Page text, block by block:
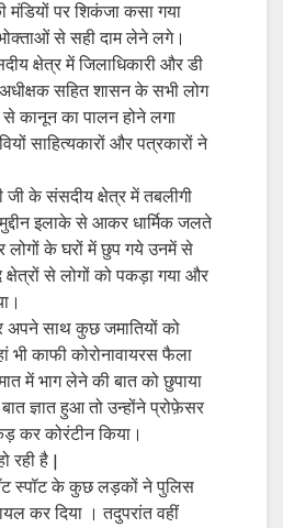
मंडियों पर शिकंजा कसा गया
से सही दाम लेने लगे।
क्षेत्र में जिलाधिकारी और डी
सहित शासन के सभी लोग
से कानून का पालन होने लगा
साहित्यकारों और पत्रकारों ने
जी के संसदीय क्षेत्र में तबलीगी
इलाके से आकर धार्मिक जलते
लोगों के घरों में छुप गये उनमें से
से लोगों को पकड़ा गया और
अपने साथ कुछ जमातियों को
भी काफी कोरोनावायरस फैला
में भाग लेने की बात को छुपाया
ज्ञात हुआ तो उन्होंने प्रोफ़ेसर
कर कोरंटीन किया।
रही है |
स्पॉट के कुछ लड़कों ने पुलिस
कर दिया । तदुपरांत वहीं